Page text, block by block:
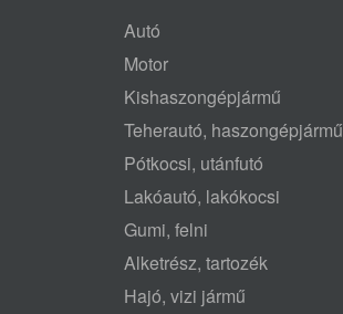
Autó
Motor
Kishaszongépjármű
Teherautó, haszongépjármű
Pótkocsi, utánfutó
Lakóautó, lakókocsi
Gumi, felni
Alketrész, tartozék
Hajó, vizi jármű